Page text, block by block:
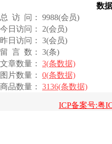
数
总 访 问： 9988(会员)
今日访问： 2(会员)
昨日访问： 3(会员)
留 言 数： 3(条)
文章数量： 3(条数据)
图片数量： 0(条数据)
商品数量： 3136(条数据)
ICP备案号:粤